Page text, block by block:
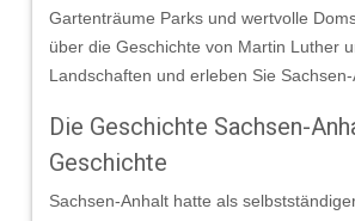
Gartenträume Parks und wertvolle
über die Geschichte von Martin Luther
Landschaften und erleben Sie
Die Geschichte Sachsen-
Geschichte
Sachsen-Anhalt hatte als